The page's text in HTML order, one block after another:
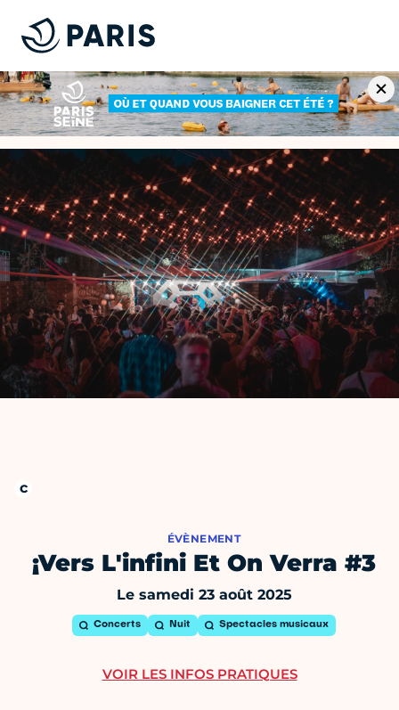
ÉVÈNEMENT
¡Vers L'infini Et On Verra #3
Le samedi 23 août 2025
Concerts Nuit Spectacles musicaux
VOIR LES INFOS PRATIQUES